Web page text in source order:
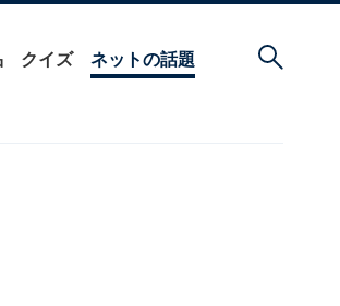
クイズ ネットの話題